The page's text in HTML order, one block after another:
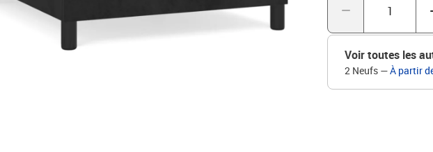
matelas
Voir toutes les
2 Neufs —À partir